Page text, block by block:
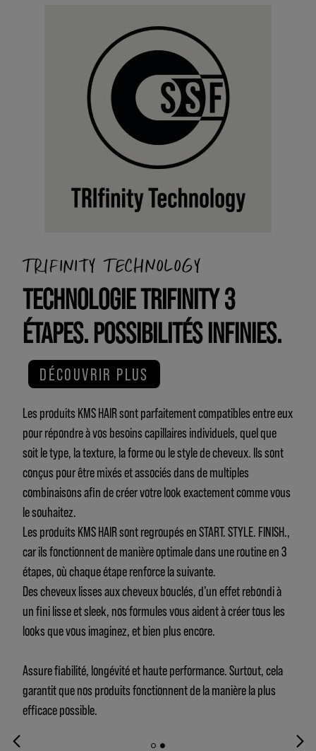
TRIFINITY TECHNOLOGY
TECHNOLOGIE TRIFINITY 3
ÉTAPES. POSSIBILITÉS INFINIES.
DÉCOUVRIR PLUS
Les produits KMS HAIR sont parfaitement compatibles entre eux
pour répondre à vos besoins capillaires individuels, quel que
soit le type, la texture, la forme ou le style de cheveux. Ils sont
conçus pour être mixés et associés dans de multiples
combinaisons afin de créer votre look exactement comme vous
le souhaitez.
Les produits KMS HAIR sont regroupés en START. STYLE. FINISH.,
car ils fonctionnent de manière optimale dans une routine en 3
étapes, où chaque étape renforce la suivante.
Des cheveux lisses aux cheveux bouclés, d’un effet rebondi à
un fini lisse et sleek, nos formules vous aident à créer tous les
looks que vous imaginez, et bien plus encore.
Assure fiabilité, longévité et haute performance. Surtout, cela
garantit que nos produits fonctionnent de la manière la plus
efficace possible.